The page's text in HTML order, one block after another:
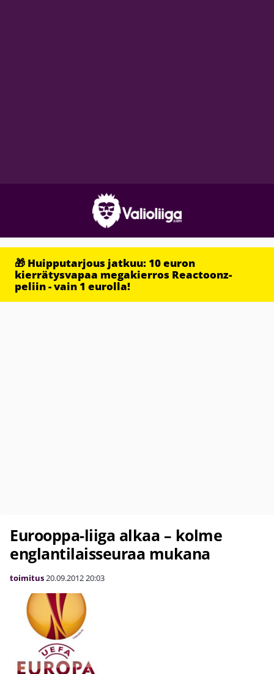
🎁 Huipputarjous jatkuu: 10 euron
kierrätysvapaa megakierros Reactoonz-
peliin - vain 1 eurolla!
Eurooppa-liiga alkaa – kolme
englantilaisseuraa mukana
toimitus20.09.201220:03